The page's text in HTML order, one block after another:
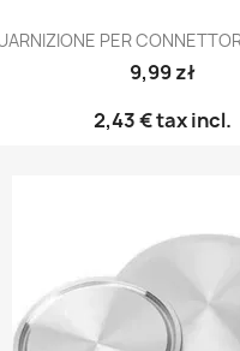
PER
9,99 zł
2,43 €tax incl.